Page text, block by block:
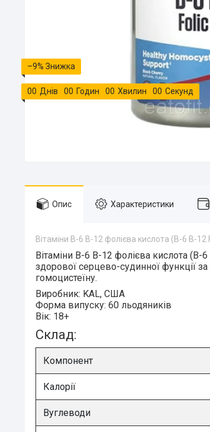
–9%
00 Днів 00 Годин 00 Хвилин 00 Секунд
Опис Характеристики
Вітаміни B-6 B-12 фолієва кислота (B-6 B-
Вітаміни B-6 B-12 фолієва кислота (B-
здорової серцево-судинної функції
гомоцистеїну.
Виробник: KAL, США
Форма випуску: 60 льодяників
Вік: 18+
Склад:
Компонент
Калорії
Вуглеводи